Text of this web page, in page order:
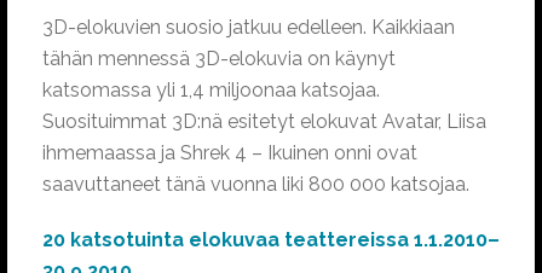
3D-elokuvien suosio jatkuu edelleen. Kaikkiaan
tähän mennessä 3D-elokuvia on käynyt
katsomassa yli 1,4 miljoonaa katsojaa.
Suosituimmat 3D:nä esitetyt elokuvat Avatar, Liisa
ihmemaassa ja Shrek 4 – Ikuinen onni ovat
saavuttaneet tänä vuonna liki 800 000 katsojaa.
20 katsotuinta elokuvaa teattereissa 1.1.2010–